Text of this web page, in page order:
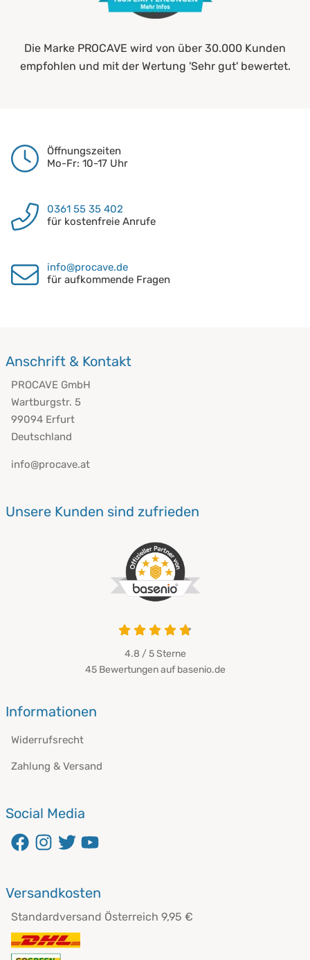
Die Marke PROCAVE wird von über 30.000 Kunden
empfohlen und mit der Wertung 'Sehr gut' bewertet.
Öffnungszeiten
Mo-Fr: 10-17 Uhr
0361 55 35 402
für kostenfreie Anrufe
info@procave.de
für aufkommende Fragen
Anschrift & Kontakt
PROCAVE GmbH
Wartburgstr. 5
99094 Erfurt
Deutschland
info@procave.at
Unsere Kunden sind zufrieden
4.8 von 5
4.8 / 5Sterne
45 Bewertungen auf basenio.de
Informationen
Widerrufsrecht
Zahlung & Versand
Social Media
öffnet in neuem Fenster
öffnet in neuem Fenster
öffnet in neuem Fenster
Versandkosten
Standardversand Österreich 9,95 €